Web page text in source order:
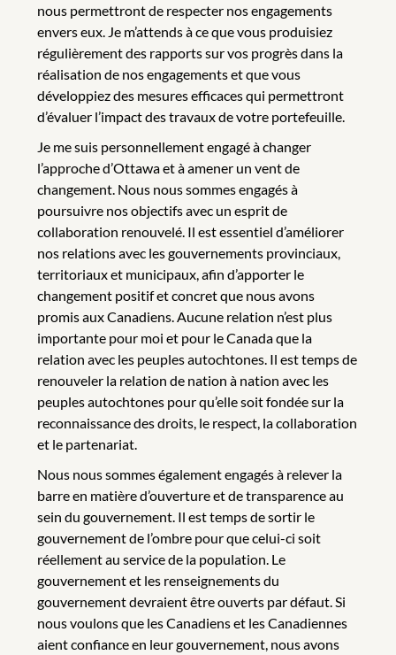
nous permettront de respecter nos engagements
envers eux. Je m’attends à ce que vous produisiez
régulièrement des rapports sur vos progrès dans la
réalisation de nos engagements et que vous
développiez des mesures efficaces qui permettront
d’évaluer l’impact des travaux de votre portefeuille.
Je me suis personnellement engagé à changer
l’approche d’Ottawa et à amener un vent de
changement. Nous nous sommes engagés à
poursuivre nos objectifs avec un esprit de
collaboration renouvelé. Il est essentiel d’améliorer
nos relations avec les gouvernements provinciaux,
territoriaux et municipaux, afin d’apporter le
changement positif et concret que nous avons
promis aux Canadiens. Aucune relation n’est plus
importante pour moi et pour le Canada que la
relation avec les peuples autochtones. Il est temps de
renouveler la relation de nation à nation avec les
peuples autochtones pour qu’elle soit fondée sur la
reconnaissance des droits, le respect, la collaboration
et le partenariat.
Nous nous sommes également engagés à relever la
barre en matière d’ouverture et de transparence au
sein du gouvernement. Il est temps de sortir le
gouvernement de l’ombre pour que celui-ci soit
réellement au service de la population. Le
gouvernement et les renseignements du
gouvernement devraient être ouverts par défaut. Si
nous voulons que les Canadiens et les Canadiennes
aient confiance en leur gouvernement, nous avons